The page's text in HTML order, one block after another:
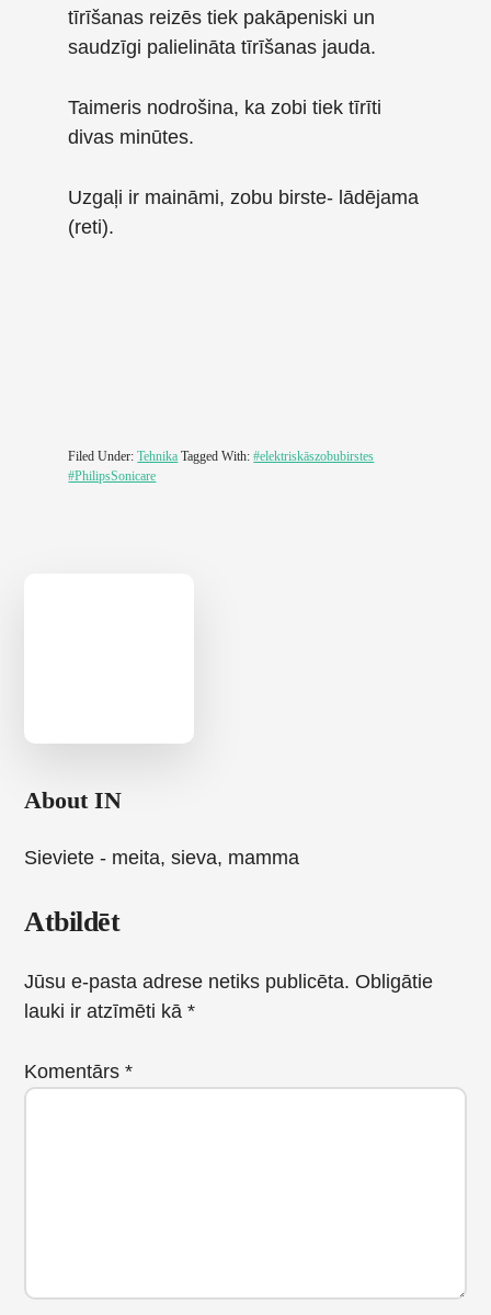
tīrīšanas reizēs tiek pakāpeniski un
saudzīgi palielināta tīrīšanas jauda.
Taimeris nodrošina, ka zobi tiek tīrīti
divas minūtes.
Uzgaļi ir maināmi, zobu birste- lādējama
(reti).
Filed Under:Tehnika Tagged With:#elektriskāszobubirstes
#PhilipsSonicare
AboutIN
Sieviete - meita, sieva, mamma
Reader
Interactions
Atbildēt
Jūsu e-pasta adrese netiks publicēta. Obligātie
lauki ir atzīmēti kā*
Komentārs*